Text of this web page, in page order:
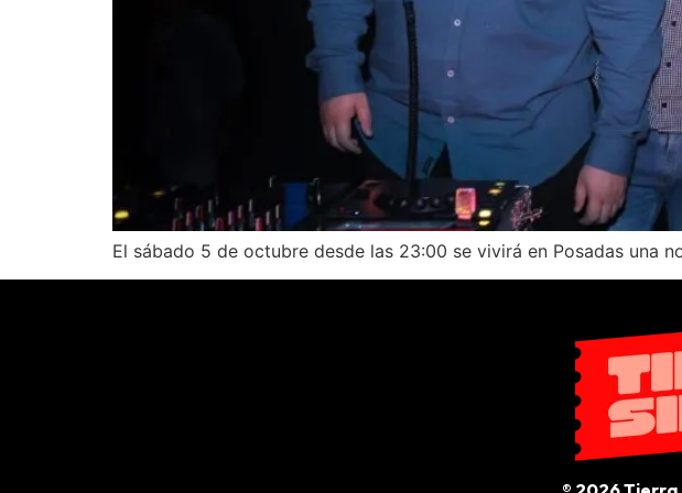
El sábado 5 de octubre desde las 23:00 se vivirá en Posadas una